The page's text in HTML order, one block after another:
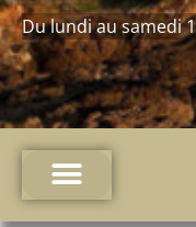
Du lundi au samedi